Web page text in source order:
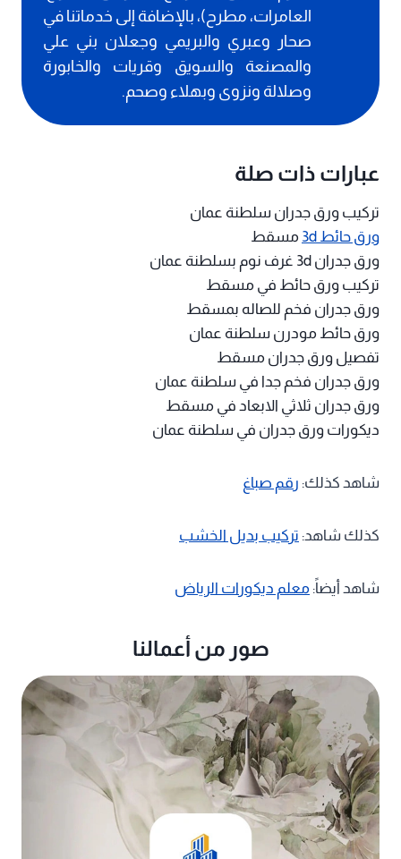
العامرات، مطرح)، بالإضافة إلى خدماتنا في
صحار وعبري والبريمي وجعلان بني علي
والمصنعة والسويق وقريات والخابورة
وصلالة ونزوى وبهلاء وصحم.
عبارات ذات صلة
تركيب ورق جدران سلطنة عمان
ورق حائط 3d
مسقط
ورق جدران 3d غرف نوم بسلطنة عمان
تركيب ورق حائط في مسقط
ورق جدران فخم للصاله بمسقط
ورق حائط مودرن سلطنة عمان
تفصيل ورق جدران مسقط
ورق جدران فخم جدا في سلطنة عمان
ورق جدران ثلاثي الابعاد في مسقط
ديكورات ورق جدران في سلطنة عمان
شاهد كذلك: رقم صباغ
كذلك شاهد: تركيب بديل الخشب
شاهد أيضاً: معلم ديكورات الرياض
صور من أعمالنا